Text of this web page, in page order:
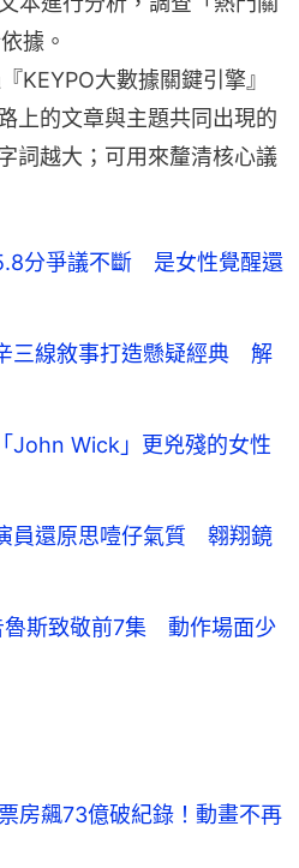
據。
KEYPO大數據關鍵引擎』
上的文章與主題共同出現的
詞越大；可用來釐清核心議
分爭議不斷 是女性覺醒還
三線敘事打造懸疑經典 解
John Wick」更兇殘的女性
員還原思噎仔氣質 翱翔鏡
魯斯致敬前7集 動作場面少
房飆73億破紀錄！動畫不再